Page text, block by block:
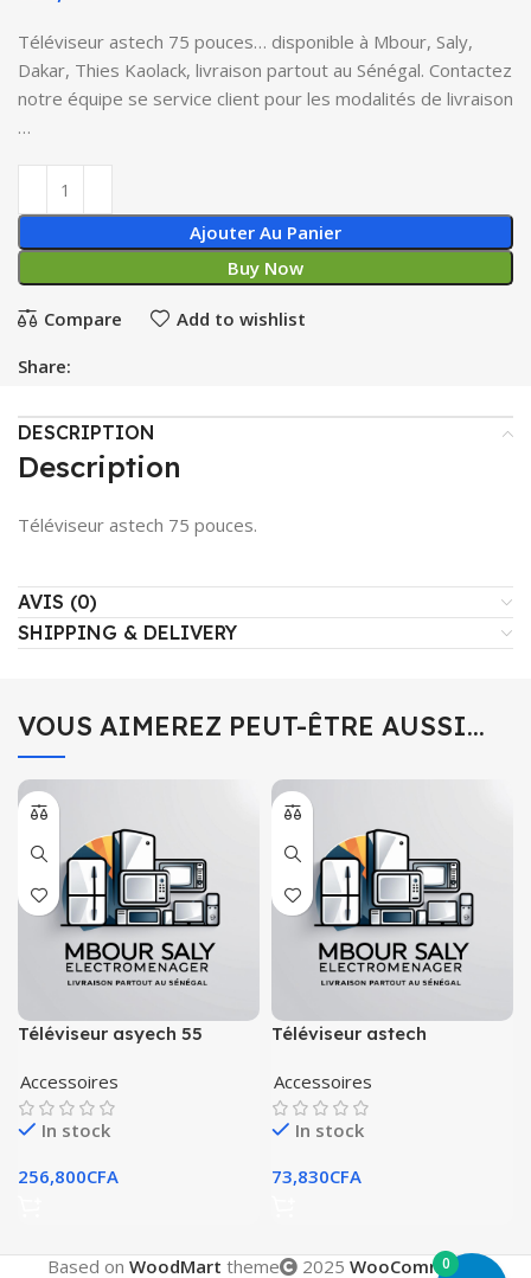
Téléviseur astech 75 pouces… disponible à Mbour, Saly,
Dakar, Thies Kaolack, livraison partout au Sénégal. Contactez
notre équipe se service client pour les modalités de livraison
…
Ajouter Au Panier
Buy Now
Compare Add to wishlist
Share:
DESCRIPTION
Description
Téléviseur astech 75 pouces.
AVIS (0)
SHIPPING & DELIVERY
VOUS AIMEREZ PEUT-ÊTRE AUSSI…
Téléviseur asyech 55
Accessoires
In stock
256,800CFA
Téléviseur astech
Accessoires
In stock
73,830CFA
Based on WoodMart theme 2025 WooCommerce
0